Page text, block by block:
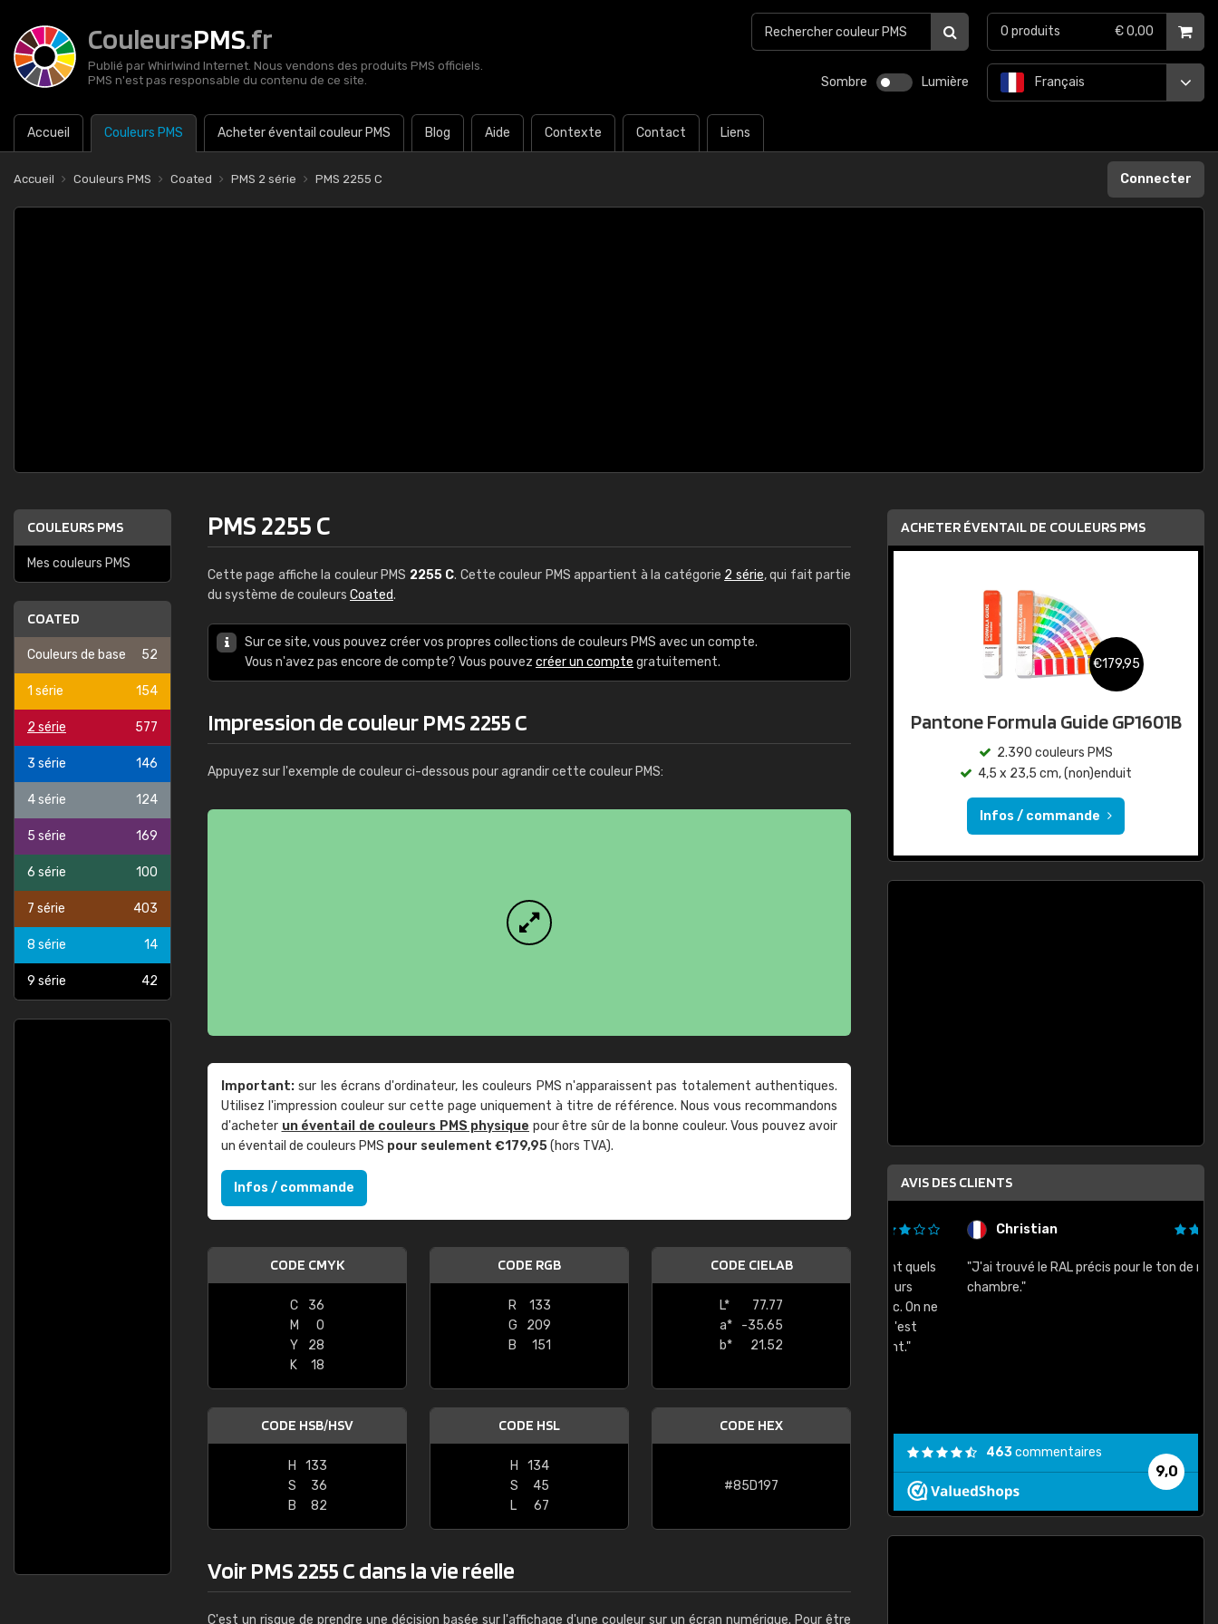
CouleursPMS.fr
Publié par Whirlwind Internet. Nous vendons des produits PMS officiels.
PMS n'est pas responsable du contenu de ce site.
Sombre Lumière
Accueil Couleurs PMS Acheter éventail couleur PMS Blog Aide Contexte Contact Liens
Français
0 produits € 0,00
Accueil Couleurs PMS Coated PMS 2 série PMS 2255 C Connecter
COULEURS PMS
Mes couleurs PMS
COATED
Couleurs de base 52
1 série 154
2 série 577
3 série 146
4 série 124
5 série 169
6 série 100
7 série 403
8 série 14
9 série 42
PMS 2255 C
Cette page affiche la couleur PMS 2255 C. Cette couleur PMS appartient à la catégorie 2 série, qui fait partie
du système de couleurs Coated.
Sur ce site, vous pouvez créer vos propres collections de couleurs PMS avec un compte.
Vous n'avez pas encore de compte? Vous pouvez créer un compte gratuitement.
Impression de couleur PMS 2255 C
Appuyez sur l'exemple de couleur ci-dessous pour agrandir cette couleur PMS:
Important: sur les écrans d'ordinateur, les couleurs PMS n'apparaissent pas totalement authentiques.
Utilisez l'impression couleur sur cette page uniquement à titre de référence. Nous vous recommandons
d'acheter un éventail de couleurs PMS physique pour être sûr de la bonne couleur. Vous pouvez avoir
un éventail de couleurs PMS pour seulement €179,95(hors TVA).
Infos / commande
CODE CMYK
C
36
M
0
Y
28
K
18
CODE RGB
R
133
G
209
B
151
CODE CIELAB
L*
77.77
a*
-35.65
b*
21.52
CODE HSB/HSV
H
133
S
36
B
82
CODE HSL
H
134
S
45
L
67
CODE HEX
#85D197
Voir PMS 2255 C dans la vie réelle
C'est un risque de prendre une décision basée sur l'affichage d'une couleur sur un écran numérique. Pour être
ACHETER ÉVENTAIL DE COULEURS PMS
€179,95
Pantone Formula Guide GP1601B
2.390 couleurs PMS
4,5 x 23,5 cm, (non)enduit
Infos / commande
AVIS DES CLIENTS
"Le site ne permet pas de voir clairement quels
sont les produits disponibles. Il y a plusieurs
palettes de couleurs: Classic, Design, etc. On ne
comprend pas qui est quoi. La livraison s'est
bien passé et le produit reçu me convient."
Christian
"J'ai trouvé le RAL précis pour le ton de ma
chambre."
9,0
463commentaires